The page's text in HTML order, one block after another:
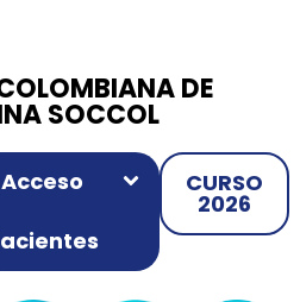
DE
SOCCOL
Acceso
CURSO
2026